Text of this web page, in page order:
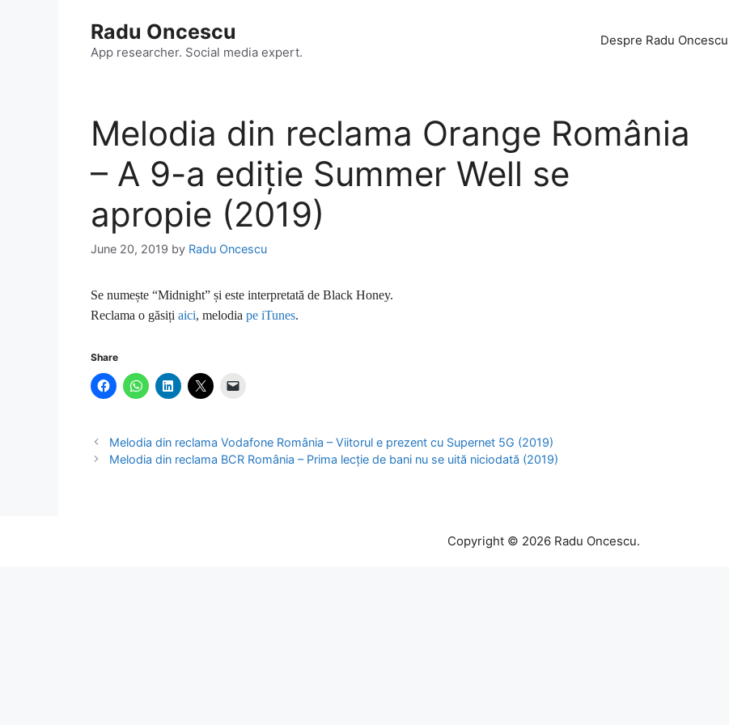
Radu Oncescu
App researcher. Social media expert.
Despre Radu Oncescu
Melodia din reclama Orange România
– A 9-a ediție Summer Well se
apropie (2019)
June 20, 2019 by Radu Oncescu
Se numește “Midnight” și este interpretată de Black Honey.
Reclama o găsiți aici, melodia pe iTunes.
Share
Melodia din reclama Vodafone România – Viitorul e prezent cu Supernet 5G (2019)
Melodia din reclama BCR România – Prima lecție de bani nu se uită niciodată (2019)
Copyright © 2026 Radu Oncescu.